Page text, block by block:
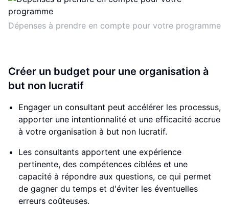
Dépenses à prendre en compte pour votre programme
Créer un budget pour une organisation à
but non lucratif
Engager un consultant peut accélérer les processus,
apporter une intentionnalité et une efficacité accrue
à votre organisation à but non lucratif.
Les consultants apportent une expérience
pertinente, des compétences ciblées et une
capacité à répondre aux questions, ce qui permet
de gagner du temps et d'éviter les éventuelles
erreurs coûteuses.